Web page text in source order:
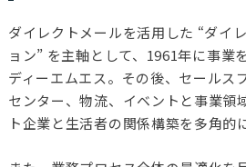
ダイレクトメールを活用した “ダイ
ョン” を主軸として、1961年に事業
ディーエムエス。その後、セールス
センター、物流、イベントと事業領
ト企業と生活者の関係構築を多角的